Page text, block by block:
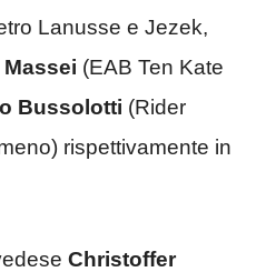
Lanusse e Jezek,
(EAB Ten Kate
Bussolotti (Rider
rispettivamente in
Christoffer